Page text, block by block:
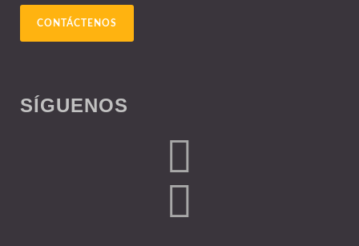
CONTÁCTENOS
SÍGUENOS